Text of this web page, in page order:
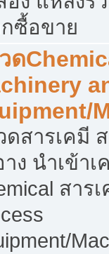
กซื้อขาย
ด
ดสารเคมี
าง นำเข้
สาร